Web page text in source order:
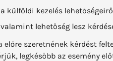
a külföldi kezelés
valamint lehetőség lesz
előre szeretnének kérdést
legkésőbb az esemény